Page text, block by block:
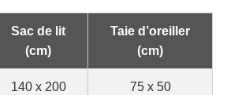
Sac de lit
(cm)
Taie d’oreiller
(cm)
140 x 200 75 x 50